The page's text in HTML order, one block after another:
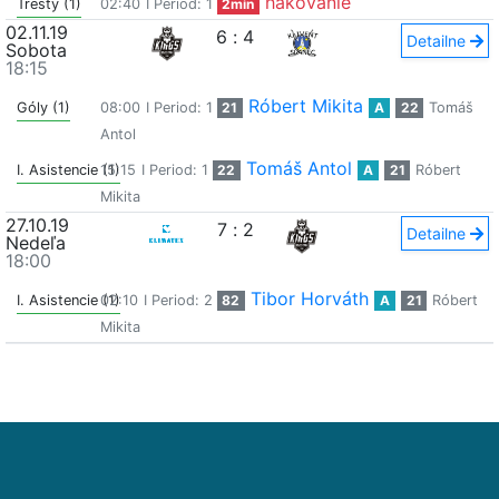
Tresty (1) 02:40 I Period: 1 2min
02.11.19
Sobota
18:15
6 : 4 Detailne
Góly (1) 08:00 I Period: 1 21 Róbert Mikita A 22
Tomáš
Antol
I. Asistencie (1)15:15 I Period: 1 22 Tomáš Antol A 21
Róbert
Mikita
27.10.19
Nedeľa
18:00
7 : 2 Detailne
I. Asistencie (1)02:10 I Period: 2 82 Tibor Horváth A 21
Róbert
Mikita